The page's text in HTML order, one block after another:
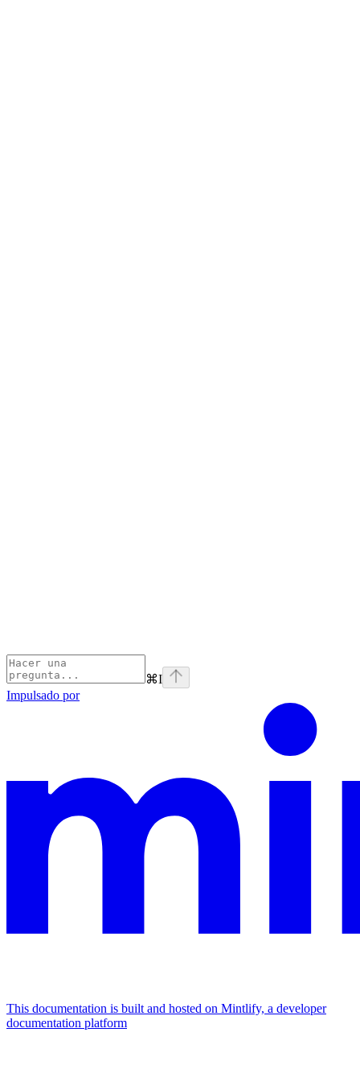
⌘I
Impulsado por
This documentation is built and hosted on Mintlify, a developer
documentation platform